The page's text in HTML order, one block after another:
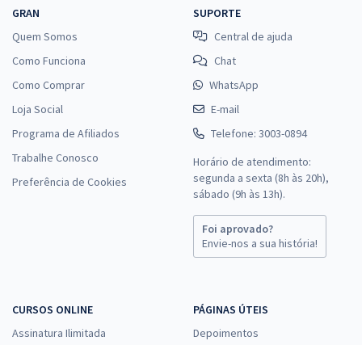
GRAN
Quem Somos
Como Funciona
Como Comprar
Loja Social
Programa de Afiliados
Trabalhe Conosco
Preferência de Cookies
SUPORTE
Central de ajuda
Chat
WhatsApp
E-mail
Telefone: 3003-0894
Horário de atendimento:
segunda a sexta (8h às 20h),
sábado (9h às 13h).
Foi aprovado?
Envie-nos a sua história!
CURSOS ONLINE
Assinatura Ilimitada
PÁGINAS ÚTEIS
Depoimentos